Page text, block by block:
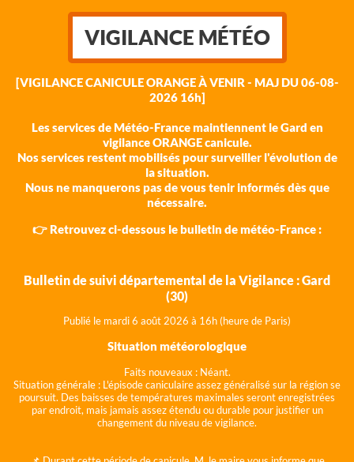
VIGILANCE MÉTÉO
[VIGILANCE CANICULE ORANGE À VENIR - MAJ DU 06-08-
2026 16h]
Les services de Météo-France maintiennent le Gard en
vigilance ORANGE canicule.
Nos services restent mobilisés pour surveiller l'évolution de
la situation.
Nous ne manquerons pas de vous tenir informés dès que
nécessaire.
👉 Retrouvez ci-dessous le bulletin de météo-France :
Bulletin de suivi départemental de la Vigilance : Gard
(30)
Publié le mardi 6 août 2026 à 16h (heure de Paris)
Situation météorologique
Faits nouveaux : Néant.
Situation générale : L'épisode caniculaire assez généralisé sur la région se
poursuit. Des baisses de températures maximales seront enregistrées
par endroit, mais jamais assez étendu ou durable pour justifier un
changement du niveau de vigilance.